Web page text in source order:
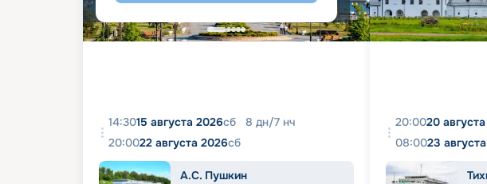
14:3015 августа 2026сб 8 дн/7 нч
20:0022 августа 2026сб
А.С. Пушкин
20:0020
08:0023